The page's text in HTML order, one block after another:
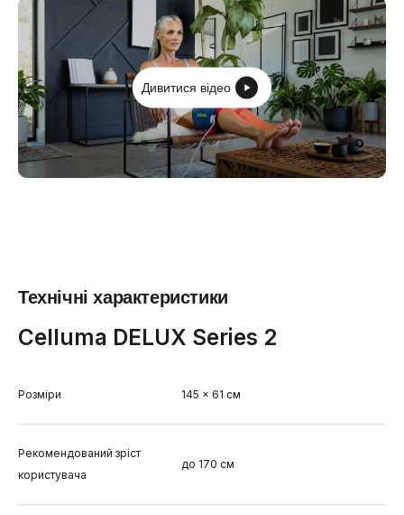
Дивитися відео
Технічні характеристики
Celluma DELUX Series 2
Розміри 145 × 61 см
Рекомендований зріст
користувача
до 170 см